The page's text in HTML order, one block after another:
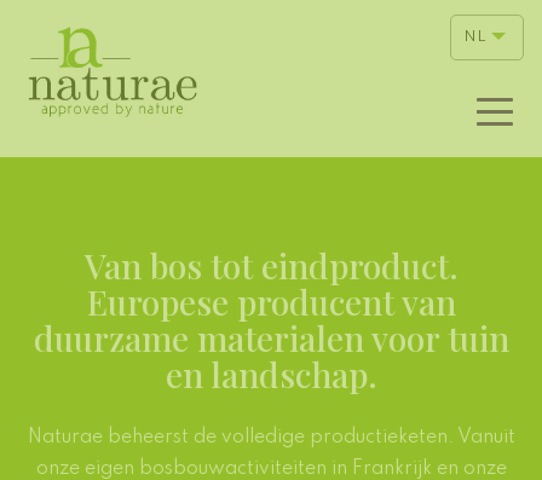
NL
Van bos tot eindproduct.
Europese producent van
duurzame materialen voor tuin
en landschap.
Naturae beheerst de volledige productieketen. Vanuit
onze eigen bosbouwactiviteiten in Frankrijk en onze